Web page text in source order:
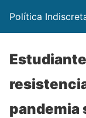
Política
pandemia